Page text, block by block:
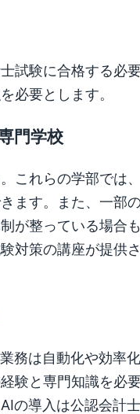
試験に合格する必
必要とします。
門学校
これらの学部では
ます。また、一部
が整っている場合も
対策の講座が提供
務は自動化や効率
験と専門知識を必
の導入は公認会計